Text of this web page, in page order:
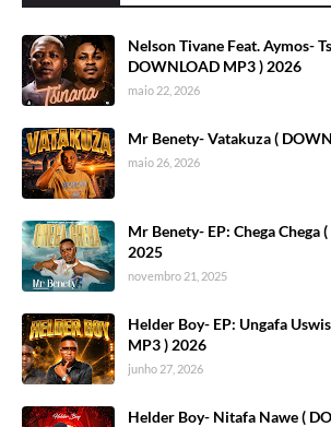
Nelson Tivane Feat. Aymos-
DOWNLOAD MP3 ) 2026
maio 22, 2026
Mr Benety- Vatakuza (
maio 26, 2026
Mr Benety- EP: Chega Chega
2025
novembro 21, 2025
Helder Boy- EP: Ungafa
MP3 ) 2026
junho 27, 2026
Helder Boy- Nitafa Nawe (